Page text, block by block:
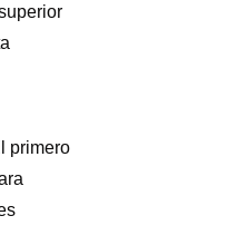
primero